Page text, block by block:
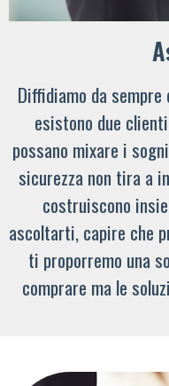
Diffidiamo da
esistono due
possano mixare i
sicurezza non tira a
costruiscono
ascoltarti, capire che
ti proporremo una
comprare ma le